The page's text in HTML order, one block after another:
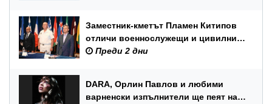
Заместник-кметът Пламен Китипов
отличи военнослужещи и цивилни
служители по повод Празника на
Преди 2 дни
DARA, Орлин Павлов и любими
варненски изпълнители ще пеят на